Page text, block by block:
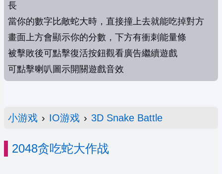
長
當你的數字比敵蛇大時，直接撞上去就能吃掉對方
畫面上方會顯示你的分數，下方有衝刺能量條
被擊敗後可點擊復活按鈕觀看廣告繼續遊戲
可點擊喇叭圖示開關遊戲音效
小游戏 › IO游戏 › 3D Snake Battle
2048贪吃蛇大作战